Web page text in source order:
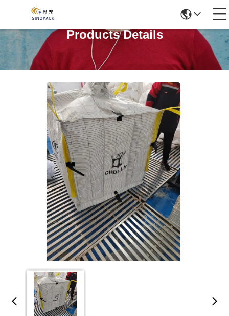
Products Details